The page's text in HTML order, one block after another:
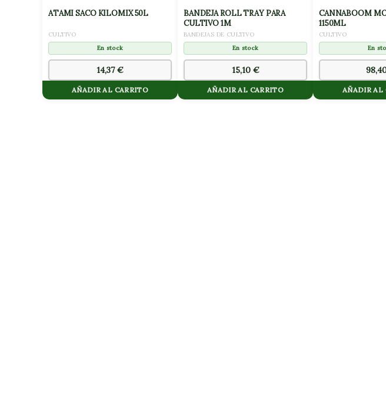
ATAMI SACO KILOMIX 50L
CULTIVO
En stock
14,37€
AÑADIR AL CARRITO
BANDEJA ROLL TRAY PARA
CULTIVO 1M
BANDEJAS DE CULTIVO
En stock
15,10 €
AÑADIR AL CARRITO
CANNABOOM
1150ML
CULTIVO
En
AÑADIR AL